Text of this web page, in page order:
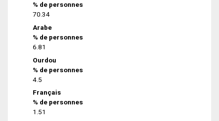
% de personnes
70.34
Arabe
% de personnes
6.81
Ourdou
% de personnes
4.5
Français
% de personnes
1.51